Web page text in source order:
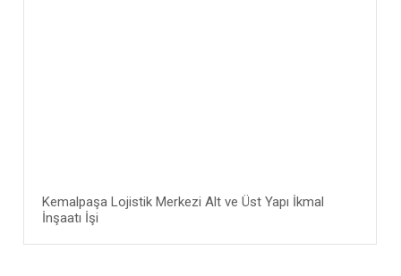
Kemalpaşa Lojistik Merkezi Alt ve Üst Yapı İkmal
İnşaatı İşi